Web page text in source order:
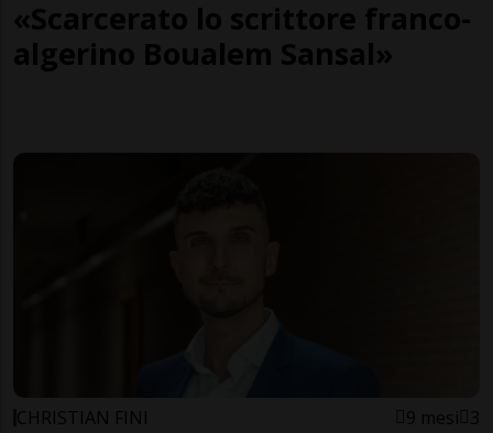
«Scarcerato lo scrittore franco-
algerino Boualem Sansal»
CHRISTIAN FINI 9 mesi 3